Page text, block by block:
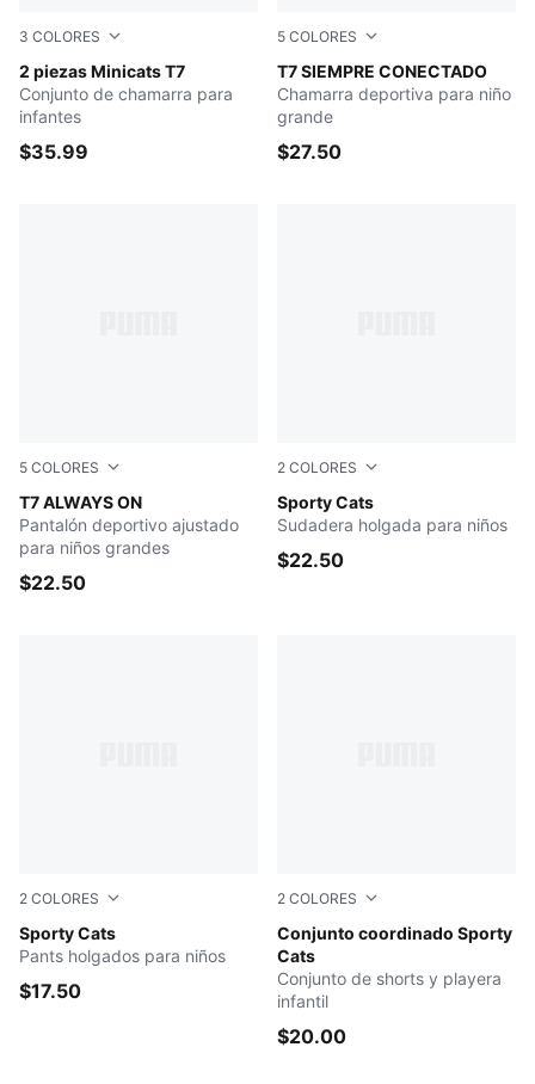
3 COLORES
2 piezas Minicats T7
Wild Pink
Conjunto de chamarra para
infantes
$35.99
5 COLORES
T7 SIEMPRE CONECTADO
Intense Lavender
Chamarra deportiva para niño
grande
$27.50
5 COLORES
T7 ALWAYS ON
Intense Lavender
Pantalón deportivo ajustado
para niños grandes
$22.50
2 COLORES
Sporty Cats
Blue Jewel
Sudadera holgada para niños
$22.50
2 COLORES
Sporty Cats
Blue Jewel
Pants holgados para niños
$17.50
2 COLORES
Conjunto coordinado Sporty
Cats
Vibrant Green
Conjunto de shorts y playera
infantil
$20.00